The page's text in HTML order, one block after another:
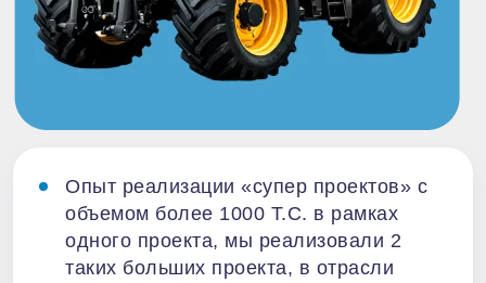
Опыт реализации «супер проектов» с
объемом более 1000 Т.С. в рамках
одного проекта, мы реализовали 2
таких больших проекта, в отрасли